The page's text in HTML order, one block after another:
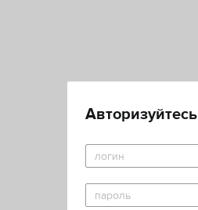
Авторизуйтесь